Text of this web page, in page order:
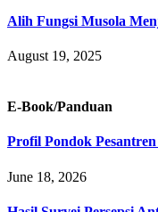
Alih Fungsi Musola
August 19, 2025
E-Book/Panduan
Profil Pondok
June 18, 2026